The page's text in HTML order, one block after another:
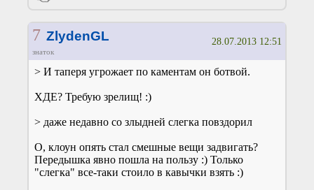
7 ZlydenGL
знаток
28.07.2013 12:51
> И таперя угрожает по каментам он ботвой.
ХДЕ? Требую зрелищ! :)
> даже недавно со злыдней слегка повздорил
О, клоун опять стал смешные вещи задвигать?
Передышка явно пошла на пользу :) Только
"слегка" все-таки стоило в кавычки взять :)